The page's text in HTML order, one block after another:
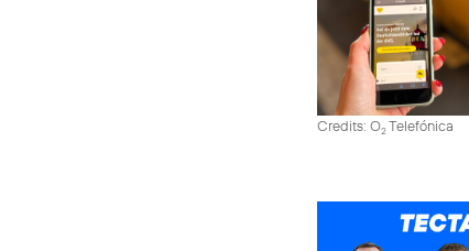
Credits: O2Telefónica